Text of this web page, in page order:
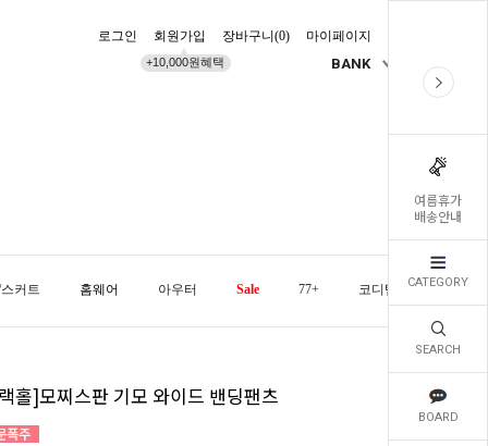
여름휴가
배송안내
CATEGORY
SEARCH
BOARD
로그인 회원가입
+10,000원혜택
장바구니(0) 마이페이지
BANK
커트 홈웨어 아우터 Sale 77+ 코디템 오늘발송
홀]모찌스판 기모 와이드 밴딩팬츠